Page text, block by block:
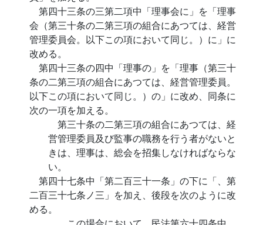
第四十三条の三第二項中「理事会に」を「理事
会（第三十条の二第三項の組合にあつては、経営
管理委員会。以下この項において同じ。）に」に
改める。
第四十三条の四中「理事の」を「理事（第三十
条の二第三項の組合にあつては、経営管理委員。
以下この項において同じ。）の」に改め、同条に
次の一項を加える。
第三十条の二第三項の組合にあつては、経
営管理委員及び監事の職務を行う者がないと
きは、理事は、総会を招集しなければならな
い。
第四十七条中「第二百三十一条」の下に「、第
二百三十七条ノ三」を加え、後段を次のように改
める。